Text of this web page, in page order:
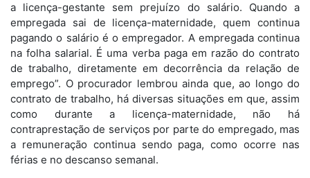
a licença-gestante sem prejuízo do salário. Quando a
empregada sai de licença-maternidade, quem continua
pagando o salário é o empregador. A empregada continua
na folha salarial. É uma verba paga em razão do contrato
de trabalho, diretamente em decorrência da relação de
emprego”. O procurador lembrou ainda que, ao longo do
contrato de trabalho, há diversas situações em que, assim
como durante a licença-maternidade, não há
contraprestação de serviços por parte do empregado, mas
a remuneração continua sendo paga, como ocorre nas
férias e no descanso semanal.